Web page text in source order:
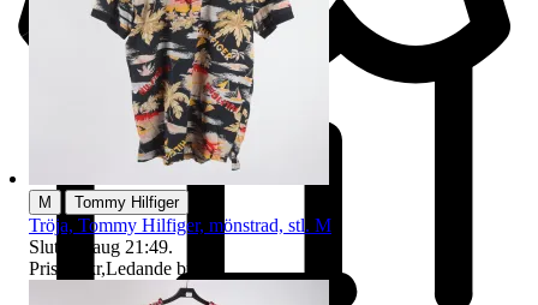
M Tommy Hilfiger
Tröja, Tommy Hilfiger, mönstrad, stl. M
Sluttid
9 aug 21:49.
Pris:
27 kr,Ledande bud